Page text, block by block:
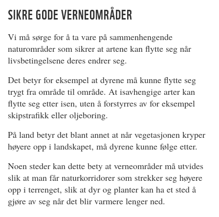
SIKRE GODE VERNEOMRÅDER
Vi må sørge for å ta vare på sammenhengende
naturområder som sikrer at artene kan flytte seg når
livsbetingelsene deres endrer seg.
Det betyr for eksempel at dyrene må kunne flytte seg
trygt fra område til område. At isavhengige arter kan
flytte seg etter isen, uten å forstyrres av for eksempel
skipstrafikk eller oljeboring.
På land betyr det blant annet at når vegetasjonen kryper
høyere opp i landskapet, må dyrene kunne følge etter.
Noen steder kan dette bety at verneområder må utvides
slik at man får naturkorridorer som strekker seg høyere
opp i terrenget, slik at dyr og planter kan ha et sted å
gjøre av seg når det blir varmere lenger ned.